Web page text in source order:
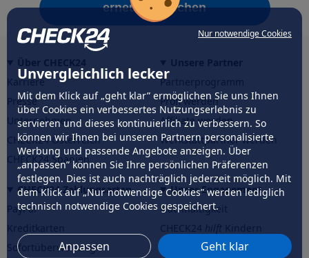
Nur notwendige Cookies
Unvergleichlich lecker
Mit dem Klick auf „geht klar” ermöglichen Sie uns Ihnen
über Cookies ein verbessertes Nutzungserlebnis zu
servieren und dieses kontinuierlich zu verbessern. So
können wir Ihnen bei unseren Partnern personalisierte
Werbung und passende Angebote anzeigen. Über
„anpassen” können Sie Ihre persönlichen Präferenzen
festlegen. Dies ist auch nachträglich jederzeit möglich. Mit
dem Klick auf „Nur notwendige Cookies” werden lediglich
technisch notwendige Cookies gespeichert.
Anpassen Geht klar
erneut versuchen
Karriere
Presse
Unternehmen
CHECK24 Österreich
CHECK24 Spanien
Partnerprogramm
Profi werden
Affiliate werden
Werkstattpartner werden
CHECK24 Zahlungsarten
PayPal
Sofortüberweisung
Unser Engagement
Nachhaltigkeit
CHECK24hilftder Natur